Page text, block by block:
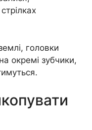
головки
окремі зубчики,